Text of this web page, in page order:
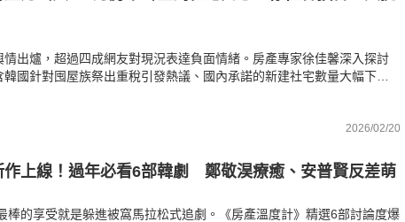
出爐，超過四成網友對現況表達負面情緒。房產專家徐佳馨深入探討
國針對囤屋族祭出重稅引發熱議、國內承諾的新建社宅數量大幅下修
2026/02/20
作上線！過年必看6部韓劇 鄭敬淏療癒、安普賢反差萌
棒的享受就是躲進被窩馬拉松式追劇。《房產溫度計》精選6部討論度爆